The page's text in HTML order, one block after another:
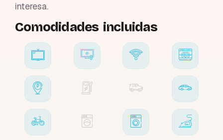
interesa.
Comodidades incluidas